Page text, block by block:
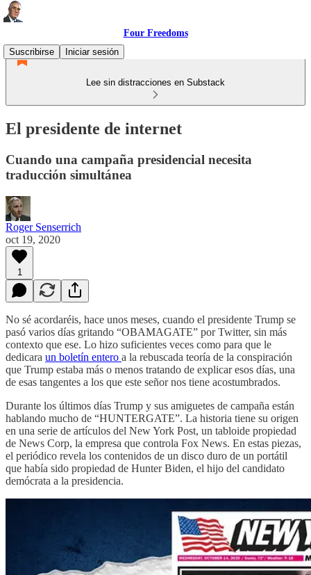
Four Freedoms
Suscribirse
Iniciar sesión
Lee sin distracciones en Substack
El presidente de internet
Cuando una campaña presidencial necesita
traducción simultánea
Roger Senserrich
oct 19, 2020
1
No sé acordaréis, hace unos meses, cuando el presidente Trump se
pasó varios días gritando “OBAMAGATE” por Twitter, sin más
contexto que ese. Lo hizo suficientes veces como para que le
dedicara un boletín entero a la rebuscada teoría de la conspiración
que Trump estaba más o menos tratando de explicar esos días, una
de esas tangentes a los que este señor nos tiene acostumbrados.
Durante los últimos días Trump y sus amiguetes de campaña están
hablando mucho de “HUNTERGATE”. La historia tiene su origen
en una serie de artículos del New York Post, un tabloide propiedad
de News Corp, la empresa que controla Fox News. En estas piezas,
el periódico revela los contenidos de un disco duro de un portátil
que había sido propiedad de Hunter Biden, el hijo del candidato
demócrata a la presidencia.